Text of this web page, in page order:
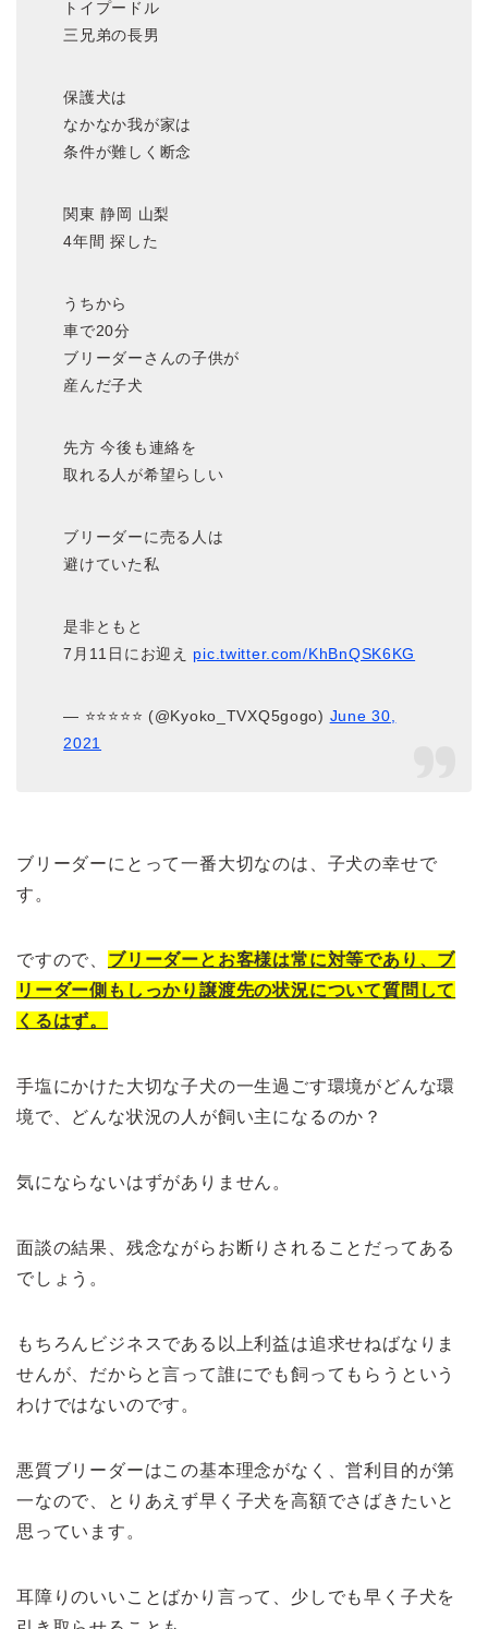
トイプードル
三兄弟の長男
保護犬は
なかなか我が家は
条件が難しく断念
関東 静岡 山梨
4年間 探した
うちから
車で20分
ブリーダーさんの子供が
産んだ子犬
先方 今後も連絡を
取れる人が希望らしい
ブリーダーに売る人は
避けていた私
是非ともと
7月11日にお迎え pic.twitter.com/KhBnQSK6KG
— ⭐️⭐️⭐️⭐️⭐️ (@Kyoko_TVXQ5gogo) June 30,
2021
ブリーダーにとって一番大切なのは、子犬の幸せで
す。
ですので、 ブリーダーとお客様は常に対等であり、ブ
リーダー側もしっかり譲渡先の状況について質問して
くるはず。
手塩にかけた大切な子犬の一生過ごす環境がどんな環
境で、どんな状況の人が飼い主になるのか？
気にならないはずがありません。
面談の結果、残念ながらお断りされることだってある
でしょう。
もちろんビジネスである以上利益は追求せねばなりま
せんが、だからと言って誰にでも飼ってもらうという
わけではないのです。
悪質ブリーダーはこの基本理念がなく、営利目的が第
一なので、とりあえず早く子犬を高額でさばきたいと
思っています。
耳障りのいいことばかり言って、少しでも早く子犬を